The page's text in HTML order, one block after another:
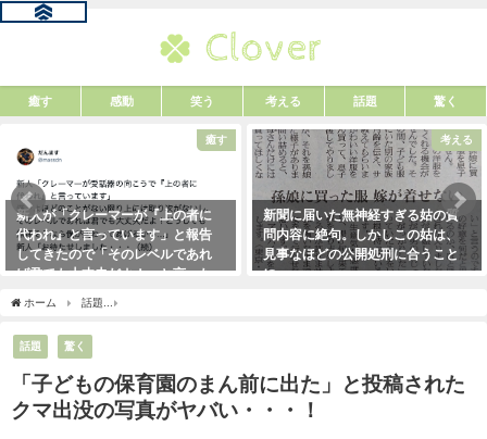
癒す 感動 笑う 考える 話題 驚く
癒す
新人が「クレーマーが『上の者に
代われ』と言っています」と報告
してきたので「そのレベルであれ
ば君でも大丈夫だよ！」と言った
った！（笑）
2021年5月10日
考える
新聞に届いた無神経すぎる姑の質
問内容に絶句。しかしこの姑は、
見事なほどの公開処刑に合うこと
に・・・
ホーム 話題
話題 驚く
「子どもの保育園のまん前に出た」と投稿された
クマ出没の写真がヤバい・・・！